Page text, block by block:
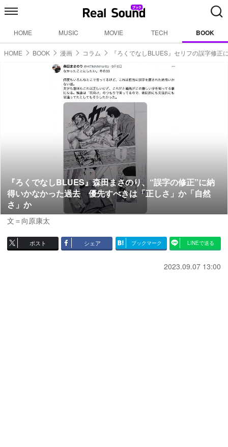
HOME MUSIC MOVIE TECH BOOK
HOME BOOK 漫画 コラム 『ろくでなしBLUES』セリフの誤字修正
『ろくでなしBLUES』森田まさのり、“誤字の修正”に納
得いかなかった過去 優先すべきは「正しさ」か「自然
さ」か
文＝向原康太
ポスト シェア ブックマーク LINEで送る
2023.09.07 13:00